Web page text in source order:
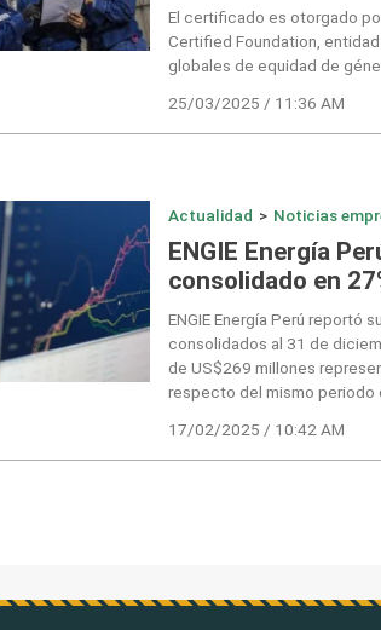
El certificado es otorgado
Certified Foundation,
globales de equidad de
25/03/2025 / 11:36 AM
Actualidad > Noticias
ENGIE Energía
consolidado en
ENGIE Energía Perú reportó
consolidados al 31 de
de US$269 millones
respecto del mismo periodo
17/02/2025 / 10:42 AM